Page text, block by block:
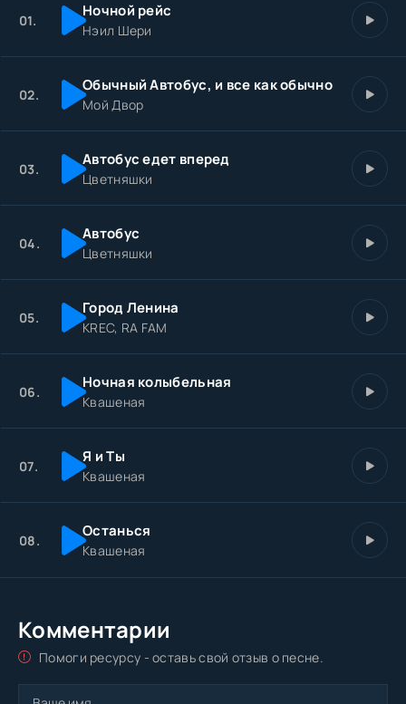
01. Ночной рейс
Нэил Шери
02. Обычный Автобус, и все как обычно
Мой Двор
03. Автобус едет вперед
Цветняшки
04. Автобус
Цветняшки
05. Город Ленина
KREC, RA FAM
06. Ночная колыбельная
Квашеная
07. Я и Ты
Квашеная
08. Останься
Квашеная
Комментарии
Помоги ресурсу - оставь свой отзыв о песне.